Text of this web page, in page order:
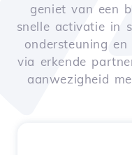
geniet van een
snelle activatie in
ondersteuning
via erkende
aanwezigheid